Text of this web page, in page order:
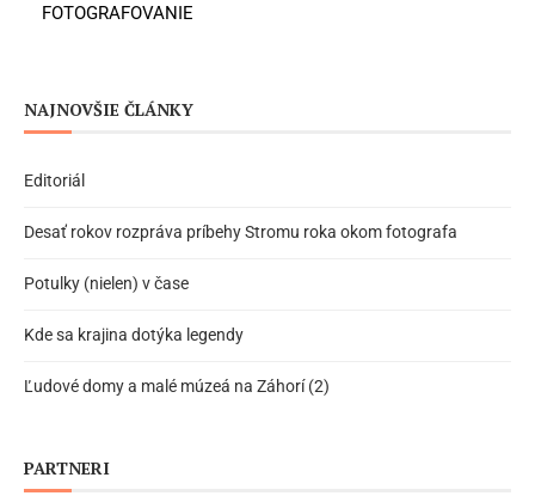
FOTOGRAFOVANIE
NAJNOVŠIE ČLÁNKY
Editoriál
Desať rokov rozpráva príbehy Stromu roka okom fotografa
Potulky (nielen) v čase
Kde sa krajina dotýka legendy
Ľudové domy a malé múzeá na Záhorí (2)
PARTNERI